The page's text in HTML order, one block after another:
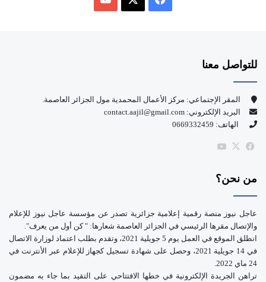
و
ك
للتواصل معنا
المقر الإجتماعي: مركز الأعمال المحمدية مول الجزائر العاصمة.
البريد الإلكتروني: contact.aajil@gmail.com
الهاتف: 0669332459
فيسبوك
‫X
من نحن؟
عاجل نيوز منصة رقمية إعلامية جزائرية تصدر عن مؤسسة عاجل نيوز للإعلام
والإتصال مقرها الرئيسي في الجزائر العاصمة شعارها: " كن أول من يعرف".
انطلق الموقع في العمل يوم 5 جويلية 2021، وتقدم بطلب اعتماد لوزارة الاتصال
في 14 جويلية 2021، وحصل على شهادة تسجيل كجهاز للإعلام عبر الأنترنت في
24 ماي 2022.
تراهن الجريدة الإلكترونية في خطها الافتتاحي على التقيد بما جاء به مضمون